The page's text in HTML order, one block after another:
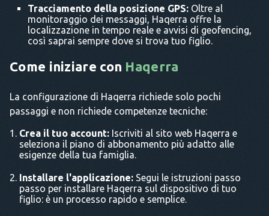
Tracciamento della posizione GPS: Oltre al
monitoraggio dei messaggi, Haqerra offre la
localizzazione in tempo reale e avvisi di geofencing,
così saprai sempre dove si trova tuo figlio.
Come iniziare con Haqerra
La configurazione di Haqerra richiede solo pochi
passaggi e non richiede competenze tecniche:
Crea il tuo account: Iscriviti al sito web Haqerra e
seleziona il piano di abbonamento più adatto alle
esigenze della tua famiglia.
Installare l'applicazione: Segui le istruzioni passo
passo per installare Haqerra sul dispositivo di tuo
figlio: è un processo rapido e semplice.